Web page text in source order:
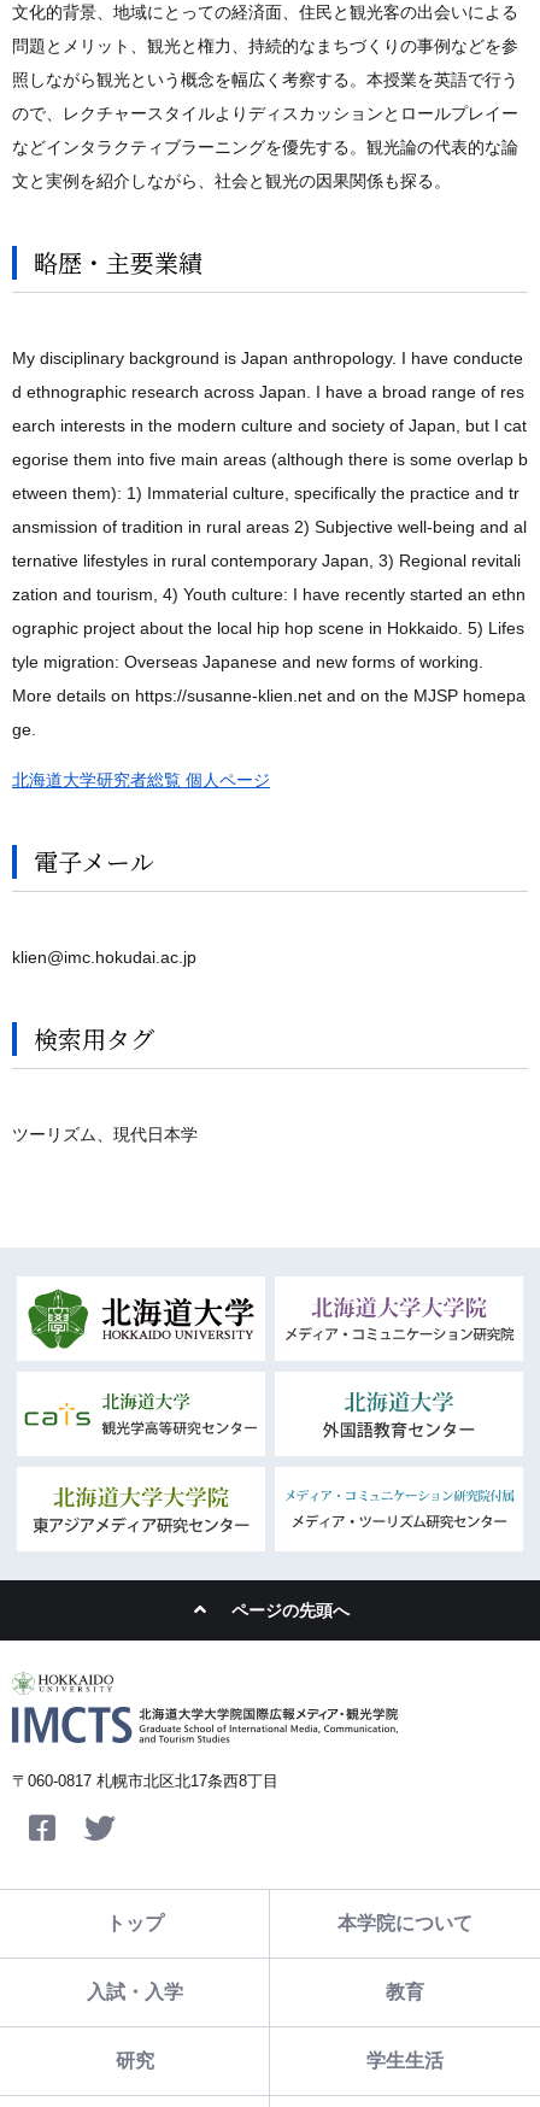
文化的背景、地域にとっての経済面、住民と観光客の出会いによる
問題とメリット、観光と権力、持続的なまちづくりの事例などを参
照しながら観光という概念を幅広く考察する。本授業を英語で行う
ので、レクチャースタイルよりディスカッションとロールプレイー
などインタラクティブラーニングを優先する。観光論の代表的な論
文と実例を紹介しながら、社会と観光の因果関係も探る。
略歴・主要業績
My disciplinary background is Japan anthropology. I have conducte
d ethnographic research across Japan. I have a broad range of res
earch interests in the modern culture and society of Japan, but I cat
egorise them into five main areas (although there is some overlap b
etween them): 1) Immaterial culture, specifically the practice and tr
ansmission of tradition in rural areas 2) Subjective well-being and al
ternative lifestyles in rural contemporary Japan, 3) Regional revitali
zation and tourism, 4) Youth culture: I have recently started an ethn
ographic project about the local hip hop scene in Hokkaido. 5) Lifes
tyle migration: Overseas Japanese and new forms of working.
More details on https://susanne-klien.net and on the MJSP homepa
ge.
北海道大学研究者総覧 個人ページ
電子メール
klien@imc.hokudai.ac.jp
検索用タグ
ツーリズム、現代日本学
ページの先頭へ
〒060-0817 札幌市北区北17条西8丁目
Facebook
トップ 本学院について
入試・入学 教育
研究 学生生活